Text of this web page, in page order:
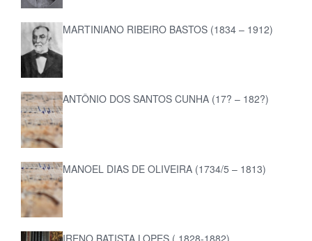
MARTINIANO RIBEIRO BASTOS (1834 – 1912)
ANTÔNIO DOS SANTOS CUNHA (17? – 182?)
MANOEL DIAS DE OLIVEIRA (1734/5 – 1813)